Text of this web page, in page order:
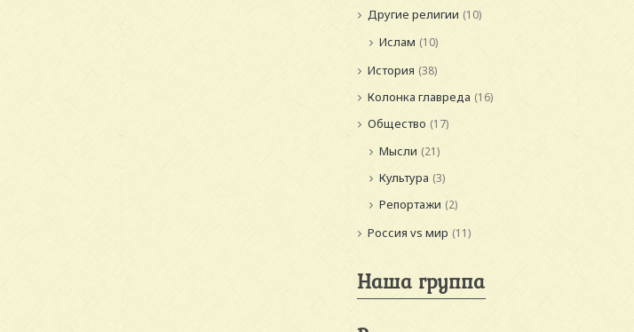
Другие религии (10)
Ислам (10)
История (38)
Колонка главреда (16)
Общество (17)
Мысли (21)
Культура (3)
Репортажи (2)
Россия vs мир (11)
Наша группа